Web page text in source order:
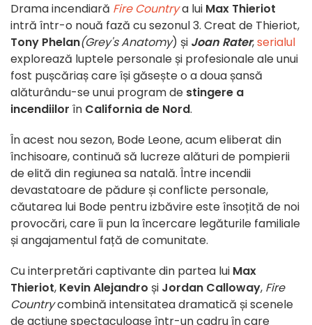
Drama incendiară Fire Countrya lui Max Thieriot
intră într-o nouă fază cu sezonul 3. Creat de Thieriot,
Tony Phelan(Grey's Anatomy) și Joan Rater,serialul
explorează luptele personale și profesionale ale unui
fost pușcăriaș care își găsește o a doua șansă
alăturându-se unui program de stingere a
incendiilor în California de Nord.
În acest nou sezon, Bode Leone, acum eliberat din
închisoare, continuă să lucreze alături de pompierii
de elită din regiunea sa natală. Între incendii
devastatoare de pădure și conflicte personale,
căutarea lui Bode pentru izbăvire este însoțită de noi
provocări, care îi pun la încercare legăturile familiale
și angajamentul față de comunitate.
Cu interpretări captivante din partea lui Max
Thieriot, Kevin Alejandro și Jordan Calloway, Fire
Countrycombină intensitatea dramatică și scenele
de acțiune spectaculoase într-un cadru în care